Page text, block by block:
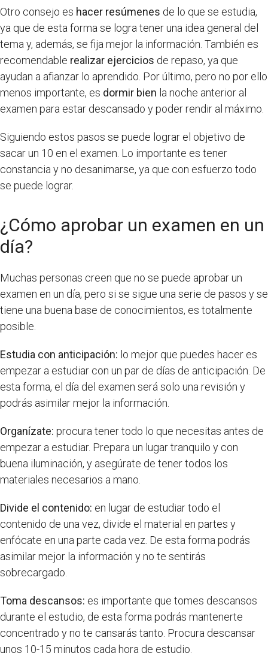
Otro consejo es hacer resúmenes de lo que se estudia,
ya que de esta forma se logra tener una idea general del
tema y, además, se fija mejor la información. También es
recomendable realizar ejercicios de repaso, ya que
ayudan a afianzar lo aprendido. Por último, pero no por ello
menos importante, es dormir bien la noche anterior al
examen para estar descansado y poder rendir al máximo.
Siguiendo estos pasos se puede lograr el objetivo de
sacar un 10 en el examen. Lo importante es tener
constancia y no desanimarse, ya que con esfuerzo todo
se puede lograr.
¿Cómo aprobar un examen en un
día?
Muchas personas creen que no se puede aprobar un
examen en un día, pero si se sigue una serie de pasos y se
tiene una buena base de conocimientos, es totalmente
posible.
Estudia con anticipación: lo mejor que puedes hacer es
empezar a estudiar con un par de días de anticipación. De
esta forma, el día del examen será solo una revisión y
podrás asimilar mejor la información.
Organízate: procura tener todo lo que necesitas antes de
empezar a estudiar. Prepara un lugar tranquilo y con
buena iluminación, y asegúrate de tener todos los
materiales necesarios a mano.
Divide el contenido: en lugar de estudiar todo el
contenido de una vez, divide el material en partes y
enfócate en una parte cada vez. De esta forma podrás
asimilar mejor la información y no te sentirás
sobrecargado.
Toma descansos: es importante que tomes descansos
durante el estudio, de esta forma podrás mantenerte
concentrado y no te cansarás tanto. Procura descansar
unos 10-15 minutos cada hora de estudio.